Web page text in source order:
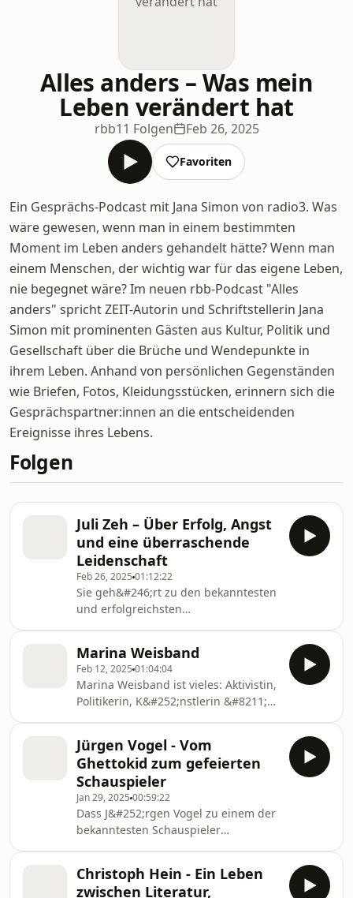
Alles anders – Was mein
Leben verändert hat
rbb11 Folgen Feb 26, 2025
Favoriten
Ein Gesprächs-Podcast mit Jana Simon von radio3. Was
wäre gewesen, wenn man in einem bestimmten
Moment im Leben anders gehandelt hätte? Wenn man
einem Menschen, der wichtig war für das eigene Leben,
nie begegnet wäre? Im neuen rbb-Podcast "Alles
anders" spricht ZEIT-Autorin und Schriftstellerin Jana
Simon mit prominenten Gästen aus Kultur, Politik und
Gesellschaft über die Brüche und Wendepunkte in
ihrem Leben. Anhand von persönlichen Gegenständen
wie Briefen, Fotos, Kleidungsstücken, erinnern sich die
Gesprächspartner:innen an die entscheidenden
Ereignisse ihres Lebens.
Folgen
Juli Zeh – Über Erfolg, Angst
und eine überraschende
Leidenschaft
Feb 26, 2025 01:12:22
Sie geh&#246;rt zu den bekanntesten
und erfolgreichsten
Bestseller, immer wieder mischt sie
sich kontrovers in die politischen
Debatten ein, und nebenbei arbeitet
sie auch noch als
Verfassungsrichterin. In dieser
Podcast-Folge spricht sie
ungew&#246;hnlich offen und privat
mit Jana Simon &#252;ber ihre
Panikattacken und wie sie ge
Marina Weisband
Feb 12, 2025 01:04:04
Marina Weisband ist vieles: Aktivistin,
Politikerin, K&#252;nstlerin &#8211;
"Alles anders" erz&#228;hlt Marina
Weisband von ihrer Kindheit in der
Ukraine, den gesundheitlichen Folgen
der Tschernobyl-Katastrophe und der
Entscheidung ihrer Familie, als
j&#252;dische
Kontingentfl&#252;chtlinge nach
Jürgen Vogel - Vom
Ghettokid zum gefeierten
Schauspieler
Jan 29, 2025 00:59:22
Dass J&#252;rgen Vogel zu einem der
bekanntesten Schauspieler
gedacht. Aufgewachsen in einer
Christoph Hein - Ein Leben
zwischen Literatur,